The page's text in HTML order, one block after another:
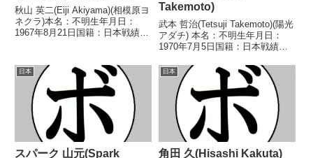
秋山 英二(Eiji Akiyama)(相模原ヨ
ネクラ)本名：不明生年月日：
1967年8月21日国籍：日本戦績：
●4R判定 (採点不明) 古沢 義治
(オサム)198...
Takemoto)
武本 哲治(Tetsuji Takemoto)(陽光
アダチ) 本名：不明生年月日：
1970年7月5日国籍：日本戦績：6
ル】なし 【戦歴】1989/07/18
●4R判定 (採点不明) 豊 レイ(ハ
ラダ)...
日本
スパーク 山元(Spark
日本
角田 久(Hisashi Kakuta)